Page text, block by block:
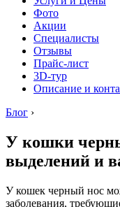
Фото
Акции
Специалисты
Отзывы
Прайс-лист
3D-тур
Описание и
Блог ›
У кошки
выделений и
У кошек черный нос
заболевания,